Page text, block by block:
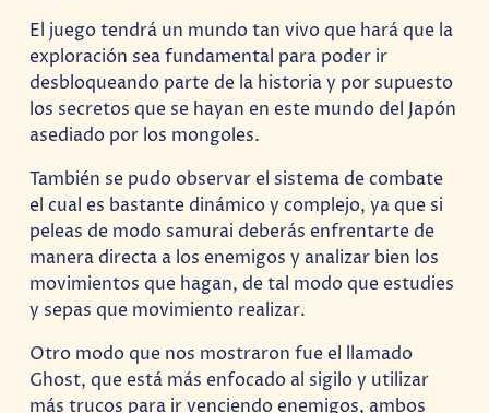
El juego tendrá un mundo tan vivo que hará que la
exploración sea fundamental para poder ir
desbloqueando parte de la historia y por supuesto
los secretos que se hayan en este mundo del Japón
asediado por los mongoles.
También se pudo observar el sistema de combate
el cual es bastante dinámico y complejo, ya que si
peleas de modo samurai deberás enfrentarte de
manera directa a los enemigos y analizar bien los
movimientos que hagan, de tal modo que estudies
y sepas que movimiento realizar.
Otro modo que nos mostraron fue el llamado
Ghost, que está más enfocado al sigilo y utilizar
más trucos para ir venciendo enemigos, ambos